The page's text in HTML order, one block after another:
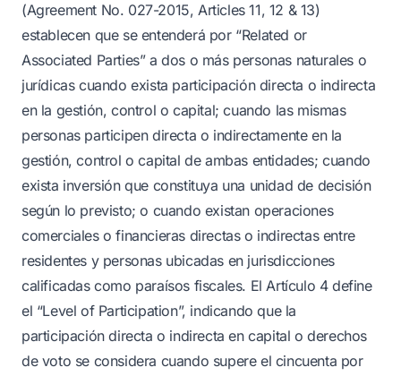
(Agreement No. 027-2015, Articles 11, 12 & 13)
establecen que se entenderá por “Related or
Associated Parties” a dos o más personas naturales o
jurídicas cuando exista participación directa o indirecta
en la gestión, control o capital; cuando las mismas
personas participen directa o indirectamente en la
gestión, control o capital de ambas entidades; cuando
exista inversión que constituya una unidad de decisión
según lo previsto; o cuando existan operaciones
comerciales o financieras directas o indirectas entre
residentes y personas ubicadas en jurisdicciones
calificadas como paraísos fiscales. El Artículo 4 define
el “Level of Participation”, indicando que la
participación directa o indirecta en capital o derechos
de voto se considera cuando supere el cincuenta por